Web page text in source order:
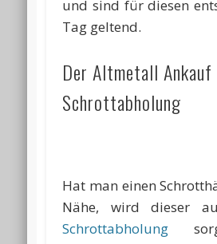
und sind für diesen
Tag geltend.
Der Altmetall Ankauf
Schrottabholung
Hat man einen
Nähe, wird dieser
Schrottabholung